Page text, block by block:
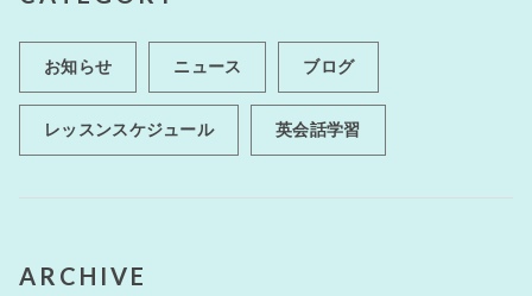
お知らせ ニュース ブログ
レッスンスケジュール 英会話学習
ARCHIVE